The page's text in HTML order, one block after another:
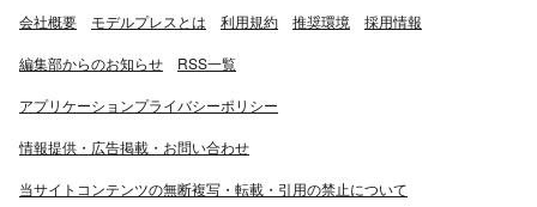
会社概要 モデルプレスとは 利用規約 推奨環境 採用情報
編集部からのお知らせ RSS一覧
アプリケーションプライバシーポリシー
情報提供・広告掲載・お問い合わせ
当サイトコンテンツの無断複写・転載・引用の禁止について